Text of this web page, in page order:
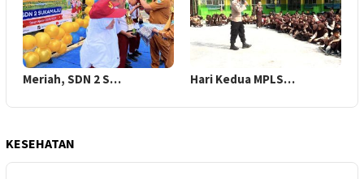
Meriah, SDN 2 S… Hari Kedua MPLS…
KESEHATAN